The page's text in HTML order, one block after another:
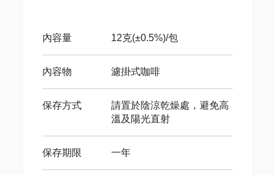
內容量 12克(±0.5%)/包
內容物 濾掛式咖啡
保存方式
請置於陰涼乾燥處，避免高
溫及陽光直射
保存期限 一年